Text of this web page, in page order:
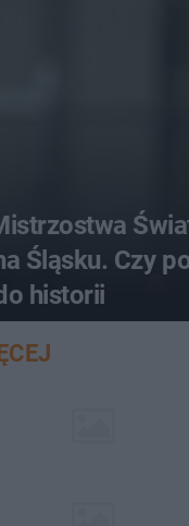
Śląsku. Czy
historii